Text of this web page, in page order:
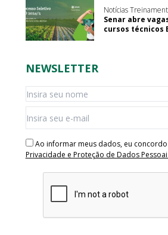
Notícias
Senar abre
cursos técnicos
NEWSLETTER
Ao informar meus dados, eu
Privacidade e Proteção de Dados